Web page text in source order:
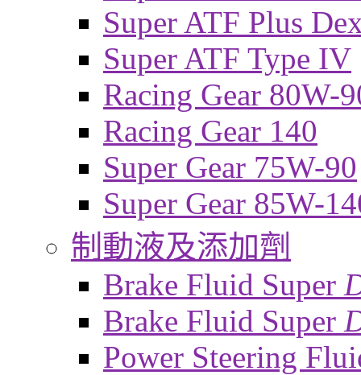
Super ATF Plus
Super ATF Type IV
Racing Gear 80W-
Racing Gear 140
Super Gear 75W-90
Super Gear 85W-
制動液及添加劑
Brake Fluid Super
Brake Fluid Super
Power Steering